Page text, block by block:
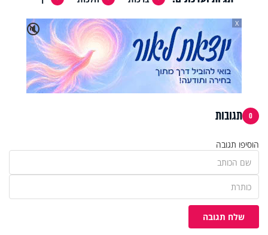
🔇
X
0 תגובות
הוסיפו תגובה
שלח תגובה